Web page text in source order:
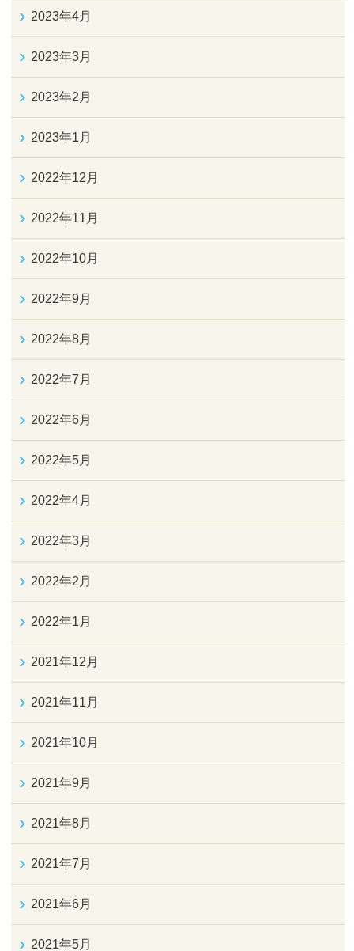
2023年4月
2023年3月
2023年2月
2023年1月
2022年12月
2022年11月
2022年10月
2022年9月
2022年8月
2022年7月
2022年6月
2022年5月
2022年4月
2022年3月
2022年2月
2022年1月
2021年12月
2021年11月
2021年10月
2021年9月
2021年8月
2021年7月
2021年6月
2021年5月